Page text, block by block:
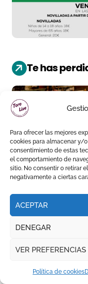
Para ofrecer las mejores
cookies para almacenar y/
consentimiento de estas
el comportamiento de
sitio. No consentir o retirar
negativamente a ciertas
ACEPTAR
DENEGAR
VER PREFERENCIAS
Política de cookies
Te has
David de
hombros y
firma la
impacto en El